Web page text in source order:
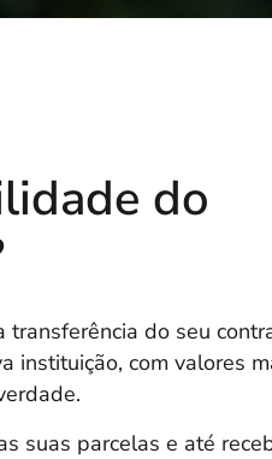
do
transferência do seu
instituição, com valores
suas parcelas e até